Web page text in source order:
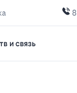
и связь